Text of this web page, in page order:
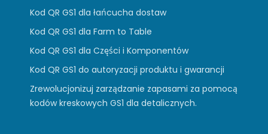
Kod QR GS1 dla łańcucha dostaw
Kod QR GS1 dla Farm to Table
Kod QR GS1 dla Części i Komponentów
Kod QR GS1 do autoryzacji produktu i gwarancji
Zrewolucjonizuj zarządzanie zapasami za pomocą
kodów kreskowych GS1 dla detalicznych.